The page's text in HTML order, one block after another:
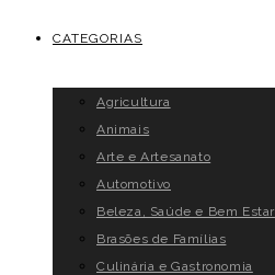
CATEGORIAS
Agricultura
Animais
Arte e Artesanato
Automotivo
Beleza, Saúde e Bem Estar
Brasões de Famílias
Culinária e Gastronomia